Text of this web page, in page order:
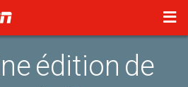
édition de